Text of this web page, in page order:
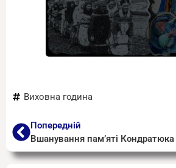
Виховна година
Попередній